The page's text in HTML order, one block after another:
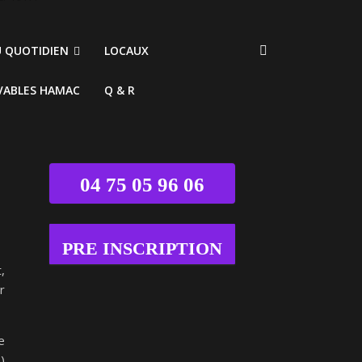
QUOTIDIEN LOCAUX
HAMAC Q & R
04 75 05 96 06
PRE INSCRIPTION